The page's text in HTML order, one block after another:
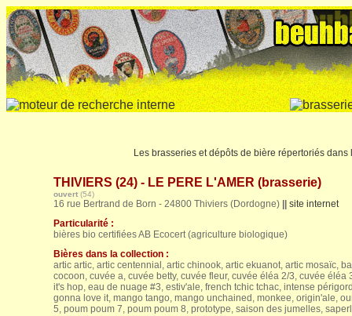
Les brasseries et dépôts de bière répertoriés
THIVIERS (24) - LE PERE L'AMER (brasserie)
ouvert (54)
16 rue Bertrand de Born - 24800 Thiviers (Dordogne)
site internet
Particularité :
bières bio certifiées AB Ecocert (agriculture biologique)
Bières dans la collection :
artic artic, artic centennial, artic chinook, artic ekuanot, artic mosaïc,
cocoon, cuvée a, cuvée betty, cuvée fleur, cuvée éléa 2/3, cuvée
it's hop, eau de nuage #3, estiv'ale, french tchic tchac, intense
gonna love it, mango tango, mango unchained, monkee, origin'ale,
5, poum poum 7, poum poum 8, prototype, saison des jumelles,